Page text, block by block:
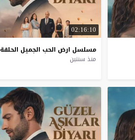
02:16:10
مسلسل ارض الحب الجميل الحلقة
منذ سنتين